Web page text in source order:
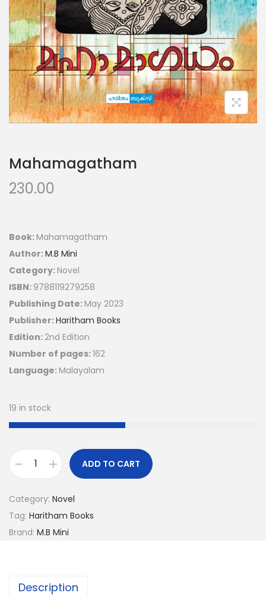
Mahamagatham
230.00
Book: Mahamagatham
Author:M.B Mini
Category: Novel
ISBN: 9788119279258
Publishing Date: May 2023
Publisher:Haritham Books
Edition:2nd Edition
Number of pages:162
Language: Malayalam
19 in stock
ADD TO CART
Category: Novel
Tag: Haritham Books
Brand: M.B Mini
Description